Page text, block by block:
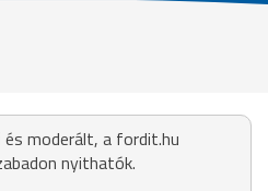
moderált, a fordit.hu
nyithatók.